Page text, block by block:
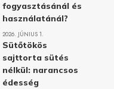
fogyasztásánál és
használatánál?
2026. JÚNIUS 1.
Sütőtökös
sajttorta sütés
nélkül: narancsos
édesség